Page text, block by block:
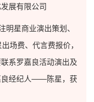
展有限公司
星商业演出策划、
出场费、代言费报价，
系罗嘉良活动演出及
良经纪人——陈星，获